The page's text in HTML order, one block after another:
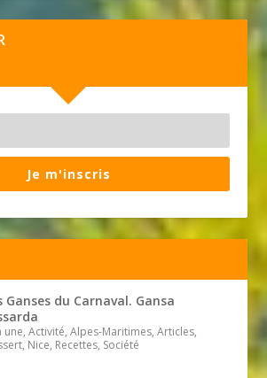
Je m'inscris
Ganses du Carnaval. Gansa
une, Activité, Alpes-Maritimes, Articles,
Nice, Recettes, Société